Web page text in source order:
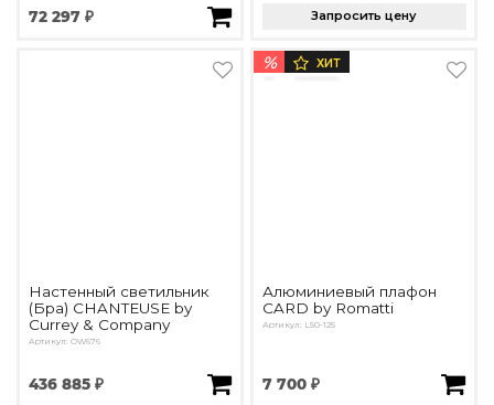
72 297 ₽ Запросить цену
Настенный светильник
(Бра) CHANTEUSE by
Currey & Company
Артикул: OW676
436 885 ₽
% ХИТ
Алюминиевый плафон
CARD by Romatti
Артикул: L50-125
7 700 ₽